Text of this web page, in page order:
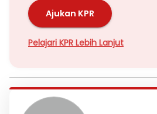
Ajukan KPR
Pelajari KPR Lebih Lanjut